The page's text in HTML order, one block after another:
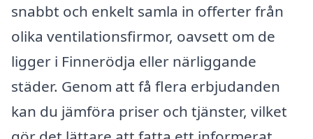
snabbt och enkelt samla in offerter från
olika ventilationsfirmor, oavsett om de
ligger i Finnerödja eller närliggande
städer. Genom att få flera erbjudanden
kan du jämföra priser och tjänster, vilket